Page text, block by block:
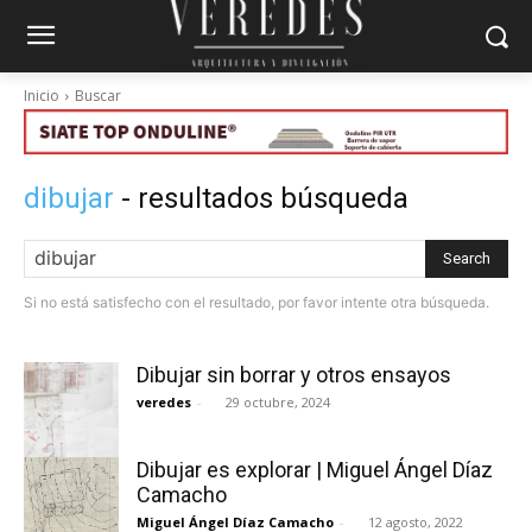
Inicio Buscar
dibujar - resultados búsqueda
Search
Si no está satisfecho con el resultado, por favor intente otra búsqueda.
Dibujar sin borrar y otros ensayos
veredes - 29 octubre, 2024
Dibujar es explorar | Miguel Ángel Díaz
Camacho
Miguel Ángel Díaz Camacho - 12 agosto, 2022